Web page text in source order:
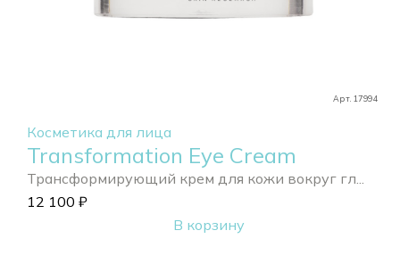
Арт. 17994
Косметика для лица
Transformation Eye Cream
Трансформирующий крем для кожи вокруг гл...
12 100 ₽
В корзину